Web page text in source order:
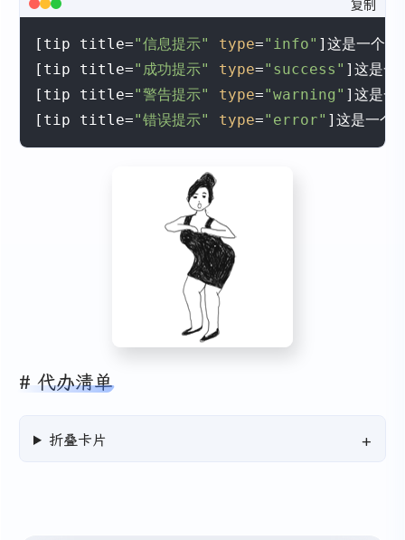
复制
[tip title="信息提示" type="info" ]这是一个
[tip title="成功提示" type="success" ]这是一
[tip title="警告提示" type="warning" ]这是一
[tip title="错误提示" type="error" ]这是一个
代办清单
折叠卡片